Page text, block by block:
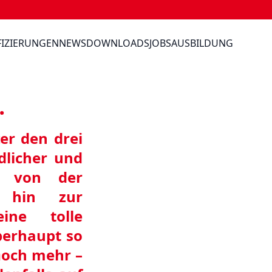
NEWSDOWNLOADSJOBSAUSBILDUNG
den drei
und
von der
hin zur
tolle
so
mehr –